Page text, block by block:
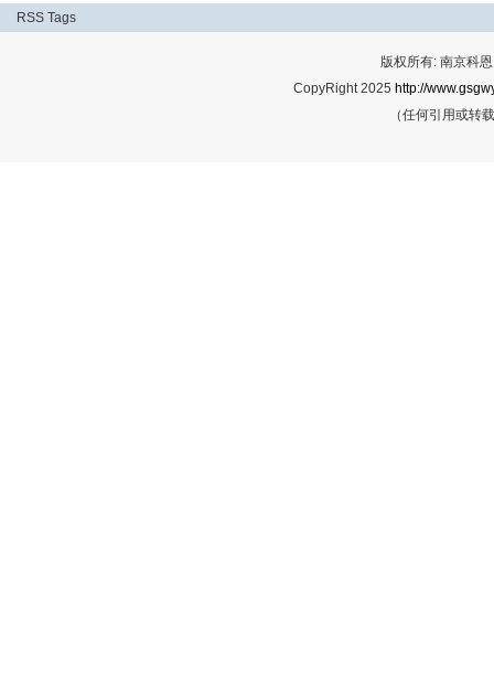
RSS Tags
版权所有: 南京科
CopyRight 2025 http://
（任何引用或转